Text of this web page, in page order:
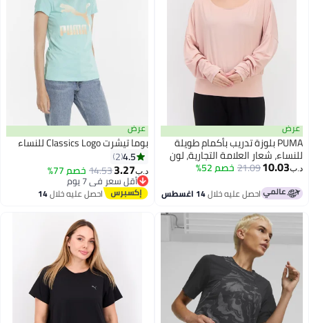
PUMA بلوزة تدريب بأكمام طويلة
شعار العلامة التجارية، لون
10.03
21.09خصم 52%
احصل عليه خلال14 اغسطس
عرض
بوما تيشرت Classics Logo للنساء
4.5
2
3.27
14.53خصم 77%
أقل سعر في 7 يوم
أقل سعر في 7 يوماحصل عليه خلال14
اغسطس